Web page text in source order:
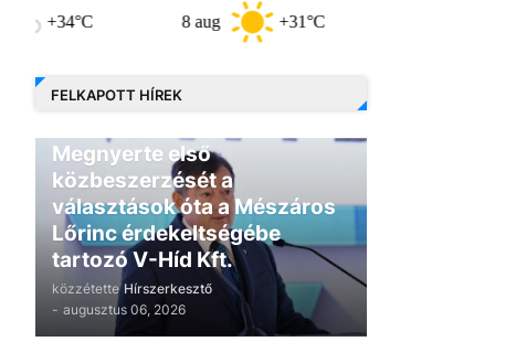
+31°C
FELKAPOTT HÍREK
Megnyerte első
közbeszerzését a
választások óta a Mészáros
Lőrinc érdekeltségébe
tartozó V-Híd Kft.
közzétette Hírszerkesztő
- augusztus 06, 2026